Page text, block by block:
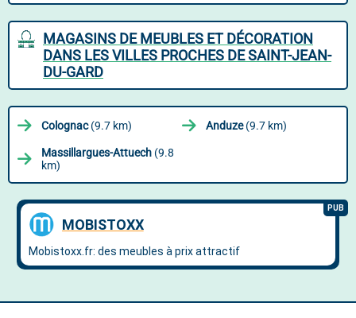
MAGASINS DE MEUBLES ET DÉCORATION
DANS LES VILLES PROCHES DE SAINT-JEAN-
DU-GARD
Colognac(9.7 km) Anduze(9.7 km)
Massillargues-Attuech (9.8
km)